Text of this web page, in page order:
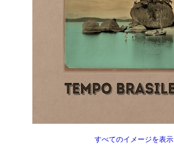
すべてのイメージを表示